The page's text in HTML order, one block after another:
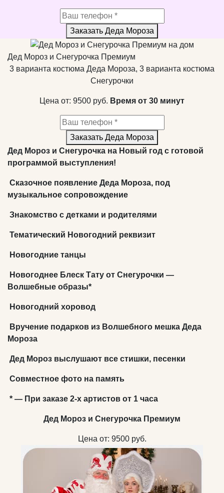
Заказать Деда Мороза
Дед Мороз и Снегурочка Премиум
3 варианта костюма Деда Мороза, 3 варианта костюма
Снегурочки
Цена от: 9500 руб. Время от 30 минут
Заказать Деда Мороза
Дед Мороз и Снегурочка на Новый год с готовой
программой выступления!
Сказочное появление Деда Мороза, под
музыкальное сопровождение
Знакомство с детками и родителями
Тематический Новогодний реквизит
Новогодние танцы
Новогоднее Блеск Тату от Снегурочки —
Волшебные образы*
Новогодний хоровод
Вручение подарков из Волшебного мешка Деда
Мороза
Дед Мороз выслушают все стишки, песенки
Совместное фото на память
* — При заказе 2-х артистов от 1 часа
Дед Мороз и Снегурочка Премиум
Цена от: 9500 руб.